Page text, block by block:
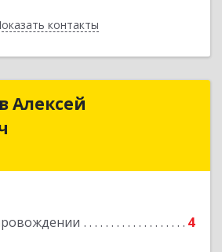
контакты
Назад
Алексей
4
ИП Смирнов Алексей